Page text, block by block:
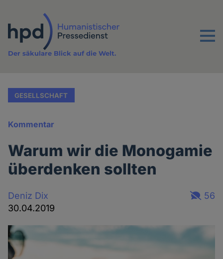
Inhalt
Menu
Der säkulare Blick auf die Welt.
GESELLSCHAFT
Kommentar
Warum wir die Monogamie
überdenken sollten
Deniz Dix
30.04.2019
56